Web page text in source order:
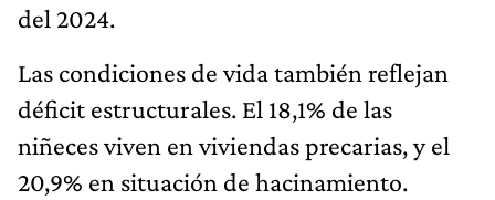
del 2024.
Las condiciones de vida también reflejan
déficit estructurales. El 18,1% de las
niñeces viven en viviendas precarias, y el
20,9% en situación de hacinamiento.